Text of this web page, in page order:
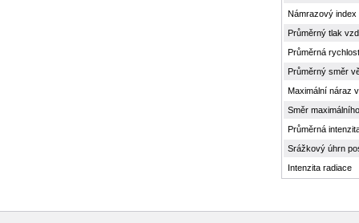
Námrazový index
Průměrný tlak
Průměrná
Průměrný směr
Maximální náraz
Směr
Průměrná
Srážkový úhrn
Intenzita radiace